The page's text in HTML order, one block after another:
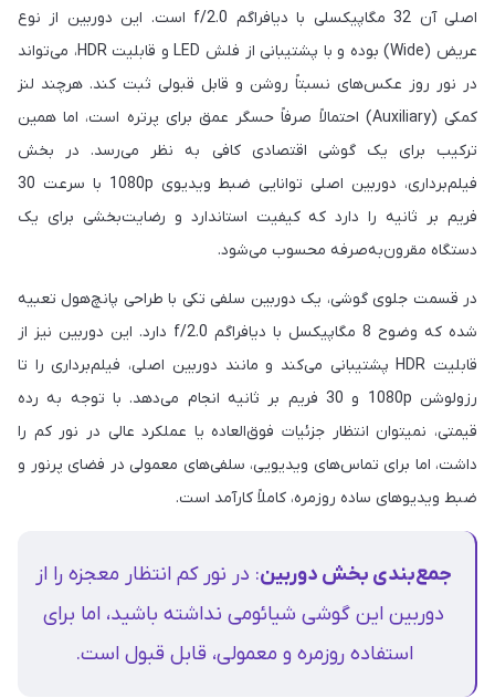
اصلی آن 32 مگاپیکسلی با دیافراگم f/2.0 است. این دوربین از نوع
عریض (Wide) بوده و با پشتیبانی از فلش LED و قابلیت HDR، می‌تواند
در نور روز عکس‌های نسبتاً روشن و قابل قبولی ثبت کند. هرچند لنز
کمکی (Auxiliary) احتمالاً صرفاً حسگر عمق برای پرتره است، اما همین
ترکیب برای یک گوشی اقتصادی کافی به نظر می‌رسد. در بخش
فیلم‌برداری، دوربین اصلی توانایی ضبط ویدیوی 1080p با سرعت 30
فریم بر ثانیه را دارد که کیفیت استاندارد و رضایت‌بخشی برای یک
دستگاه مقرون‌به‌صرفه محسوب می‌شود.
در قسمت جلوی گوشی، یک دوربین سلفی تکی با طراحی پانچ‌هول تعبیه
شده که وضوح 8 مگاپیکسل با دیافراگم f/2.0 دارد. این دوربین نیز از
قابلیت HDR پشتیبانی می‌کند و مانند دوربین اصلی، فیلم‌برداری را تا
رزولوشن 1080p و 30 فریم بر ثانیه انجام می‌دهد. با توجه به رده
قیمتی، نمیتوان انتظار جزئیات فوق‌العاده یا عملکرد عالی در نور کم را
داشت، اما برای تماس‌های ویدیویی، سلفی‌های معمولی در فضای پرنور و
ضبط ویدیوهای ساده روزمره، کاملاً کارآمد است.
جمع‌بندی بخش دوربین: در نور کم انتظار معجزه را از
دوربین این گوشی شیائومی نداشته باشید، اما برای
استفاده روزمره و معمولی، قابل قبول است.